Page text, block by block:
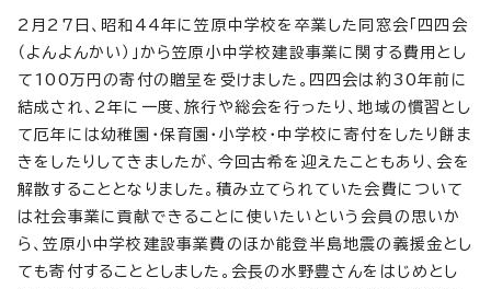
2月27日、昭和44年に笠原中学校を卒業した同窓会「四四会
（よんよんかい）」から笠原小中学校建設事業に関する費用とし
て100万円の寄付の贈呈を受けました。四四会は約30年前に
結成され、2年に一度、旅行や総会を行ったり、地域の慣習とし
て厄年には幼稚園・保育園・小学校・中学校に寄付をしたり餅ま
きをしたりしてきましたが、今回古希を迎えたこともあり、会を
解散することとなりました。積み立てられていた会費について
は社会事業に貢献できることに使いたいという会員の思いか
ら、笠原小中学校建設事業費のほか能登半島地震の義援金とし
ても寄付することとしました。会長の水野豊さんをはじめとし